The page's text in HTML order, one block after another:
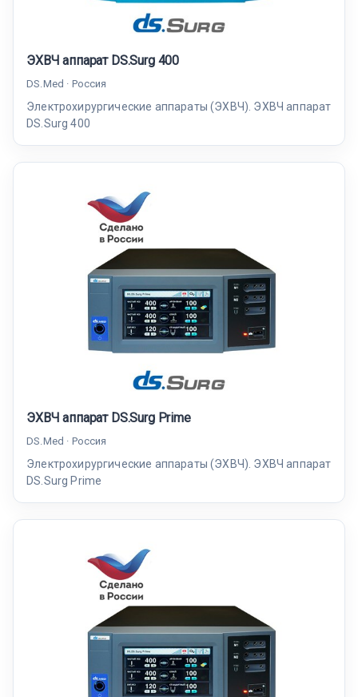
ЭХВЧ аппарат DS.Surg 400
DS.Med · Россия
Электрохирургические аппараты (ЭХВЧ). ЭХВЧ аппарат
DS.Surg 400
ЭХВЧ аппарат DS.Surg Prime
DS.Med · Россия
Электрохирургические аппараты (ЭХВЧ). ЭХВЧ аппарат
DS.Surg Prime